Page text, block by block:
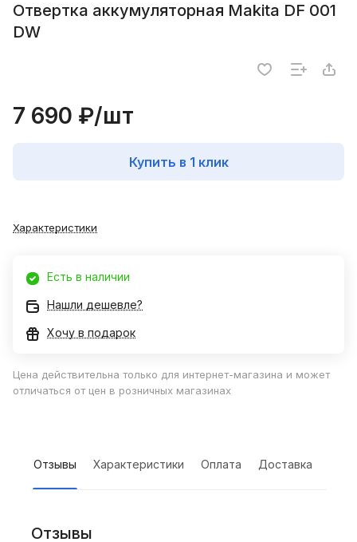
Отвертка аккумуляторная Makita DF 001
DW
7 690 ₽/шт
Купить в 1 клик
Характеристики
Есть в наличии
Нашли дешевле?
Хочу в подарок
Цена действительна только для интернет-магазина и может
отличаться от цен в розничных магазинах
Отзывы Характеристики Оплата Доставка
Отзывы